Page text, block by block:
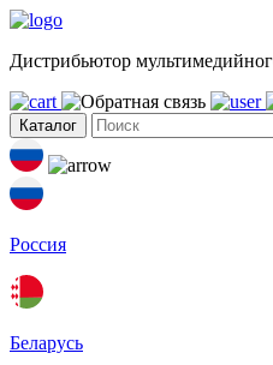
Дистрибьютор
Каталог
Россия
Беларусь